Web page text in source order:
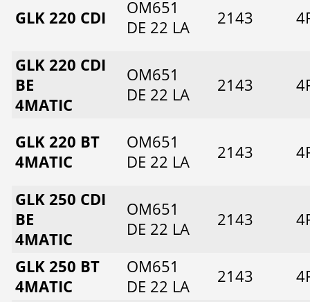
GLK 220 CDI
OM651
DE 22 LA
2143
GLK 220 CDI
BE
4MATIC
OM651
DE 22 LA
2143
GLK 220 BT
4MATIC
OM651
DE 22 LA
2143
GLK 250 CDI
BE
4MATIC
OM651
DE 22 LA
2143
GLK 250 BT
4MATIC
OM651
DE 22 LA
2143